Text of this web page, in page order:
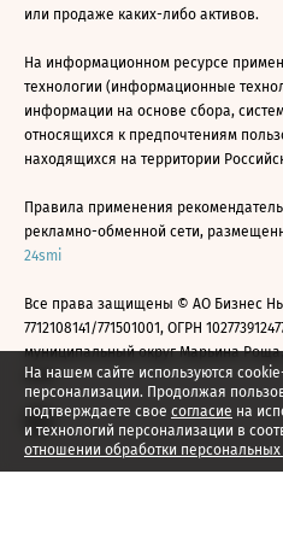
На нашем сайте используются
персонализации. Продолжая
подтверждаете свое согласие на
и технологий персонализации в
отношении обработки
или продаже каких-либо активов.
На информационном ресурсе
технологии (информационные
информации на основе сбора,
относящихся к предпочтениям
находящихся на территории
Правила применения
рекламно-обменной сети,
24smi
Все права защищены © АО Бизнес
7712108141/771501001, ОГРН
муниципальный округ Марьина Роща,
2026